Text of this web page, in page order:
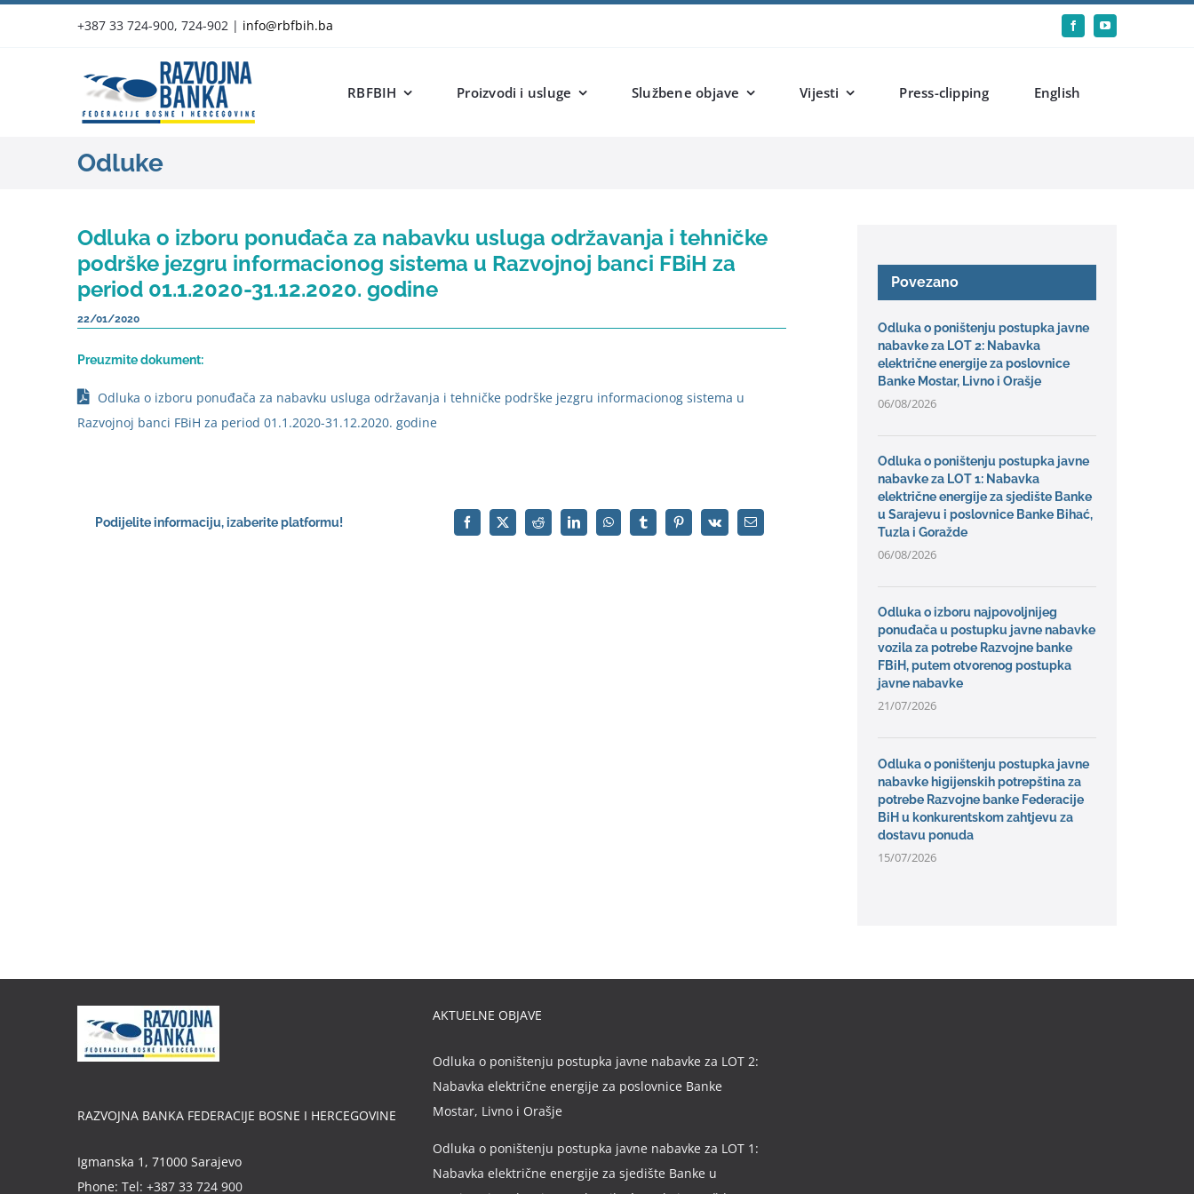
+387 33 724-900, 724-902 | info@rbfbih.ba
RBFBIH Proizvodi i usluge Službene objave Vijesti Press-clipping English
Odluke
Odluka o izboru ponuđača za nabavku usluga održavanja i tehničke
podrške jezgru informacionog sistema u Razvojnoj banci FBiH za
period 01.1.2020-31.12.2020. godine
22/01/2020
Preuzmite dokument:
Odluka o izboru ponuđača za nabavku usluga održavanja i tehničke podrške jezgru informacionog sistema u
Razvojnoj banci FBiH za period 01.1.2020-31.12.2020. godine
Podijelite informaciju, izaberite platformu!
Povezano
Odluka o poništenju postupka javne
nabavke za LOT 2: Nabavka
električne energije za poslovnice
Banke Mostar, Livno i Orašje
06/08/2026
Odluka o poništenju postupka javne
nabavke za LOT 1: Nabavka
električne energije za sjedište Banke
u Sarajevu i poslovnice Banke Bihać,
Tuzla i Goražde
06/08/2026
Odluka o izboru najpovoljnijeg
ponuđača u postupku javne nabavke
vozila za potrebe Razvojne banke
FBiH, putem otvorenog postupka
javne nabavke
21/07/2026
Odluka o poništenju postupka javne
nabavke higijenskih potrepština za
potrebe Razvojne banke Federacije
BiH u konkurentskom zahtjevu za
dostavu ponuda
15/07/2026
RAZVOJNA BANKA FEDERACIJE BOSNE I HERCEGOVINE
Igmanska 1, 71000 Sarajevo
Phone: Tel: +387 33 724 900
AKTUELNE OBJAVE
Odluka o poništenju postupka javne nabavke za LOT 2:
Nabavka električne energije za poslovnice Banke
Mostar, Livno i Orašje
Odluka o poništenju postupka javne nabavke za LOT 1:
Nabavka električne energije za sjedište Banke u